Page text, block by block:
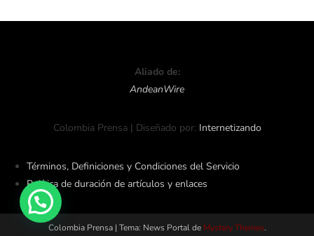
Aliado de:
AndeanWire
Colombia Prensa | Diseñado por: Internetizando
Términos, Definiciones y Condiciones del Servicio
Política de duración de artículos y enlaces
Colombia Prensa | Tema: News Portal de Mystery Themes.